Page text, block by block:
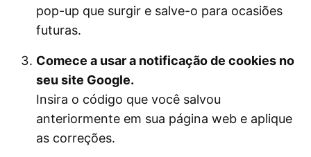
pop-up que surgir e salve-o para ocasiões
futuras.
Comece a usar a notificação de cookies no
seu site Google.
Insira o código que você salvou
anteriormente em sua página web e aplique
as correções.